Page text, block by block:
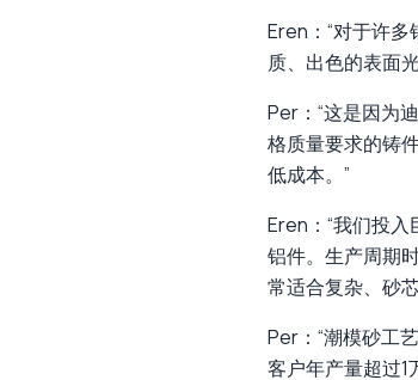
Eren：“对于许
质、出色的表面
Per：“这是因为
格质量要求的铸
低成本。”
Eren：“我们投
铝件。生产周期
常适合复杂、砂
Per：“潮模砂工
客户年产量超过1